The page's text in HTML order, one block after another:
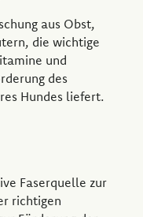
aus Obst,
die wichtige
und
des
Hundes liefert.
Faserquelle zur
richtigen